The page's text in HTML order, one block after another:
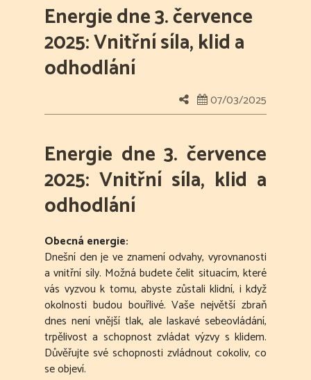
Energie dne 3. července
2025: Vnitřní síla, klid a
odhodlání
07/03/2025
Energie dne 3. července
2025: Vnitřní síla, klid a
odhodlání
Obecná energie:
Dnešní den je ve znamení odvahy, vyrovnanosti
a vnitřní síly. Možná budete čelit situacím, které
vás vyzvou k tomu, abyste zůstali klidní, i když
okolnosti budou bouřlivé. Vaše největší zbraň
dnes není vnější tlak, ale laskavé sebeovládání,
trpělivost a schopnost zvládat výzvy s klidem.
Důvěřujte své schopnosti zvládnout cokoliv, co
se objeví.